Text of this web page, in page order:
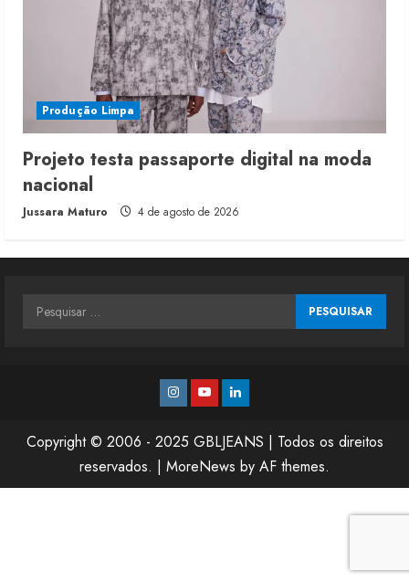
Produção Limpa
Projeto testa passaporte digital na moda
nacional
Jussara Maturo 4 de agosto de 2026
Pesquisar
Instagram
YoutubeLinkedin
Copyright © 2006 - 2025 GBLJEANS | Todos os direitos
reservados. | MoreNews by AF themes.